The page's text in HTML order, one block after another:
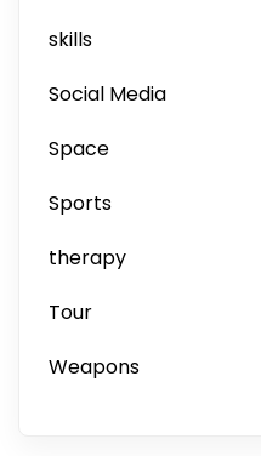
skills
Social Media
Space
Sports
therapy
Tour
Weapons